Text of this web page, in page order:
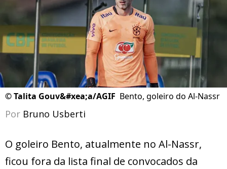
©Talita Gouv&#xea;a/AGIF Bento, goleiro do Al-Nassr
Por Bruno Usberti
O goleiro Bento, atualmente no Al-Nassr,
ficou fora da lista final de convocados da